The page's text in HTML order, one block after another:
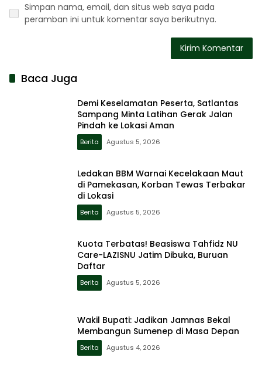
Simpan nama, email, dan situs web saya pada
peramban ini untuk komentar saya berikutnya.
Baca Juga
Demi Keselamatan Peserta, Satlantas
Sampang Minta Latihan Gerak Jalan
Pindah ke Lokasi Aman
Berita Agustus 5, 2026
Ledakan BBM Warnai Kecelakaan Maut
di Pamekasan, Korban Tewas Terbakar
di Lokasi
Berita Agustus 5, 2026
Kuota Terbatas! Beasiswa Tahfidz NU
Care-LAZISNU Jatim Dibuka, Buruan
Daftar
Berita Agustus 5, 2026
Wakil Bupati: Jadikan Jamnas Bekal
Membangun Sumenep di Masa Depan
Berita Agustus 4, 2026